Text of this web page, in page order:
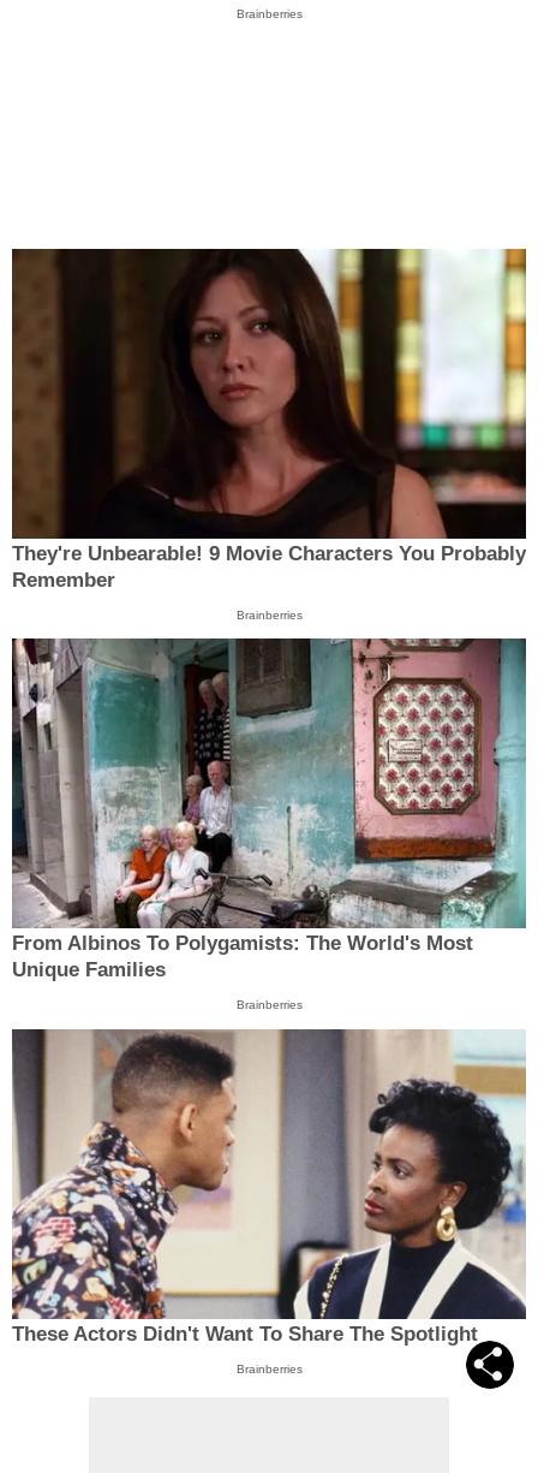
Brainberries
They're Unbearable! 9 Movie Characters You Probably
Remember
Brainberries
From Albinos To Polygamists: The World's Most
Unique Families
Brainberries
These Actors Didn't Want To Share The Spotlight
Brainberries